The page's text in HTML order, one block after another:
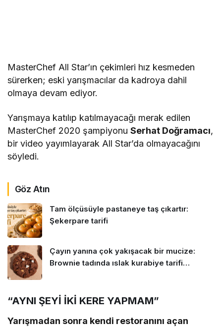
MasterChef All Star’ın çekimleri hız kesmeden
sürerken; eski yarışmacılar da kadroya dahil
olmaya devam ediyor.
Yarışmaya katılıp katılmayacağı merak edilen
MasterChef 2020 şampiyonuSerhat Doğramacı,
bir video yayımlayarak All Star’da olmayacağını
söyledi.
Göz Atın
Tam ölçüsüyle pastaneye taş çıkartır:
Şekerpare tarifi
Çayın yanına çok yakışacak bir mucize:
Brownie tadında ıslak kurabiye tarifi…
“AYNI ŞEYİ İKİ KERE YAPMAM”
Yarışmadan sonra kendi restoranını açan